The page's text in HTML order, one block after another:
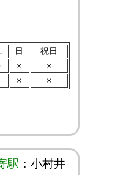
日
祝日
×
×
× ×
駅 ：小村井